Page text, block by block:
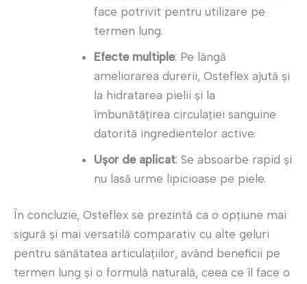
face potrivit pentru utilizare pe
termen lung.
Efecte multiple: Pe lângă
ameliorarea durerii, Osteflex ajută și
la hidratarea pielii și la
îmbunătățirea circulației sanguine
datorită ingredientelor active.
Ușor de aplicat: Se absoarbe rapid și
nu lasă urme lipicioase pe piele.
În concluzie, Osteflex se prezintă ca o opțiune mai
sigură și mai versatilă comparativ cu alte geluri
pentru sănătatea articulațiilor, având beneficii pe
termen lung și o formulă naturală, ceea ce îl face o